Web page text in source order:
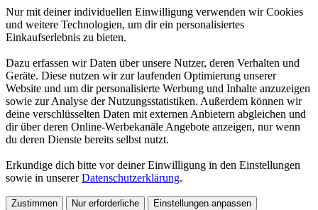
Nur mit deiner individuellen Einwilligung verwenden wir Cookies
und weitere Technologien, um dir ein personalisiertes
Einkaufserlebnis zu bieten.
Dazu erfassen wir Daten über unsere Nutzer, deren Verhalten und
Geräte. Diese nutzen wir zur laufenden Optimierung unserer
Website und um dir personalisierte Werbung und Inhalte anzuzeigen
sowie zur Analyse der Nutzungsstatistiken. Außerdem können wir
deine verschlüsselten Daten mit externen Anbietern abgleichen und
dir über deren Online-Werbekanäle Angebote anzeigen, nur wenn
du deren Dienste bereits selbst nutzt.
Erkundige dich bitte vor deiner Einwilligung in den Einstellungen
sowie in unsererDatenschutzerklärung.
Zustimmen Nur erforderliche Einstellungen anpassen